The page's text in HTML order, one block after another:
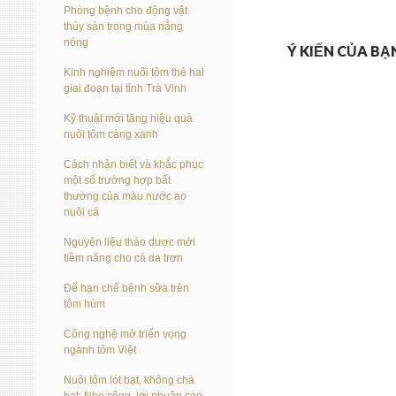
Ý KIẾN CỦA
Phòng bệnh cho động vật
thủy sản trong mùa nắng
nóng
Kinh nghiệm nuôi tôm thẻ hai
giai đoạn tại tỉnh Trà Vinh
Kỹ thuật mới tăng hiệu quả
nuôi tôm càng xanh
Cách nhận biết và khắc phục
một số trường hợp bất
thường của màu nước ao
nuôi cá
Nguyên liệu thảo dược mới
tiềm năng cho cá da trơn
Để hạn chế bệnh sữa trên
tôm hùm
Công nghệ mở triển vọng
ngành tôm Việt
Nuôi tôm lót bạt, không chà